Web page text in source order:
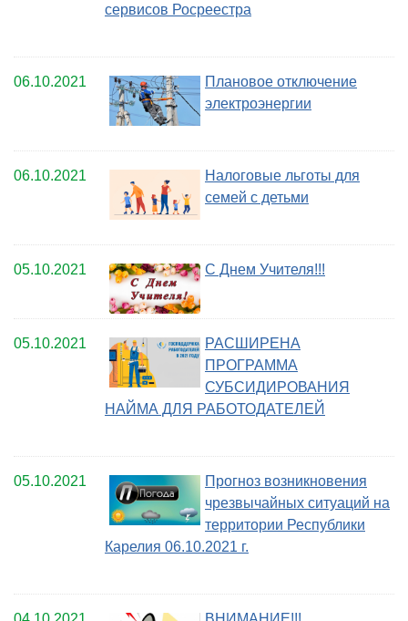
сервисов Росреестра
06.10.2021
Плановое отключение
электроэнергии
06.10.2021
Налоговые льготы для
семей с детьми
05.10.2021 С Днем Учителя!!!
05.10.2021
РАСШИРЕНА
ПРОГРАММА
СУБСИДИРОВАНИЯ
НАЙМА ДЛЯ РАБОТОДАТЕЛЕЙ
05.10.2021
Прогноз возникновения
чрезвычайных ситуаций на
территории Республики
Карелия 06.10.2021 г.